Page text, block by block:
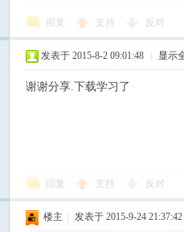
回复 支持 反对
发表于 2015-8-2 09:01:48 显示
谢谢分享.下载学习了
回复 支持 反对
楼主 发表于 2015-9-24 21:37:42